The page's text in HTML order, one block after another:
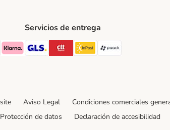
Method
Method
Klarna Payment Method
Servicios de entrega
GLS Shipping Method
CTTExpress Shipping Method
InPost Shipping Method
paack
Aviso Legal Condiciones comerciales
Protección de datos Declaración de accesibilidad